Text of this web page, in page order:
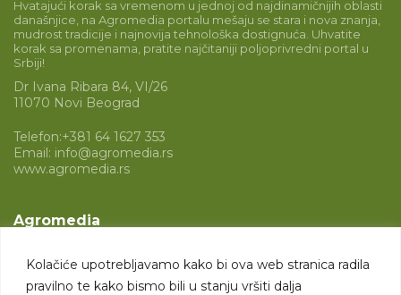
Kolačiće upotrebljavamo kako bi ova web stranica radila
pravilno te kako bismo bili u stanju vršiti dalja
Hvatajući korak sa vremenom u jednoj od najdinamičnijih oblasti
današnjice, na Agromedia portalu mešaju se stara i nova znanja,
mudrost tradicije i najnovija tehnološka dostignuća. Uhvatite
korak sa promenama, pratite najčitaniji poljoprivredni portal u
Srbiji!
Dr Ivana Ribara 84, VI/26
11070 Novi Beograd
Telefon:+381 64 1627 353
Email: info@agromedia.rs
www.agromedia.rs
Agromedia
Svet poljoprivrede